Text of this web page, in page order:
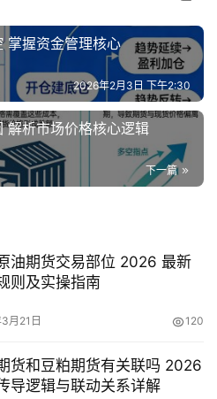
掌握资金管理核心
2026年2月3日 下午2:30
解析市场价格核心逻辑
下一篇
油期货交易部位 2026 最新
则及实操指南
月21日 120
货和豆粕期货有关联吗 2026
导逻辑与联动关系详解